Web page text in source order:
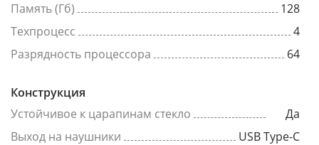
Память (Гб)
128
Техпроцесс
4
Разрядность процессора
64
Конструкция
Устойчивое к царапинам стекло
Да
Выход на наушники
USB Type-C